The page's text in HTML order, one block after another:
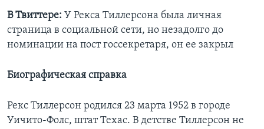
В Твиттере: У Рекса Тиллерсона была личная
страница в социальной сети, но незадолго до
номинации на пост госсекретаря, он ее закрыл
Биографическая справка
Рекс Тиллерсон родился 23 марта 1952 в городе
Уичито-Фолс, штат Техас. В детстве Тиллерсон не